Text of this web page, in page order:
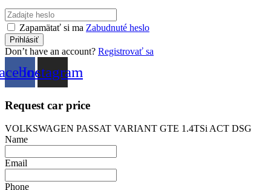
Zapamätať si ma Zabudnuté heslo
Don’t have an account? Registrovať sa
Instagram
Request car price
VOLKSWAGEN PASSAT VARIANT GTE 1.4TSi ACT DSG
Name
Email
Phone